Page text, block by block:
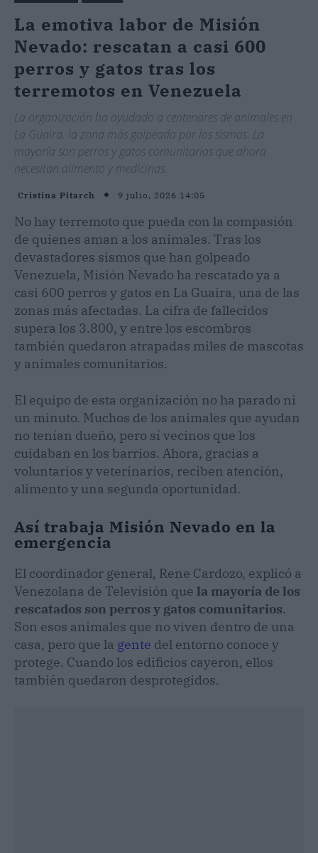
La emotiva labor de Misión
Nevado: rescatan a casi 600
perros y gatos tras los
terremotos en Venezuela
La organización ha ayudado a centenares de animales en
La Guaira, la zona más golpeada por los sismos. La
mayoría son perros y gatos comunitarios que ahora
necesitan alimento y medicinas.
Cristina Pitarch 9 julio, 2026 14:05
No hay terremoto que pueda con la compasión
de quienes aman a los animales. Tras los
devastadores sismos que han golpeado
Venezuela, Misión Nevado ha rescatado ya a
casi 600 perros y gatos en La Guaira, una de las
zonas más afectadas. La cifra de fallecidos
supera los 3.800, y entre los escombros
también quedaron atrapadas miles de mascotas
y animales comunitarios.
El equipo de esta organización no ha parado ni
un minuto. Muchos de los animales que ayudan
no tenían dueño, pero sí vecinos que los
cuidaban en los barrios. Ahora, gracias a
voluntarios y veterinarios, reciben atención,
alimento y una segunda oportunidad.
Así trabaja Misión Nevado en la
emergencia
El coordinador general, Rene Cardozo, explicó a
Venezolana de Televisión que la mayoría de los
rescatados son perros y gatos comunitarios.
Son esos animales que no viven dentro de una
casa, pero que la gente del entorno conoce y
protege. Cuando los edificios cayeron, ellos
también quedaron desprotegidos.